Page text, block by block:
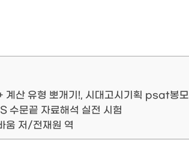
산 유형 뽀개기!, 시대고시기획 psat봉모
문끝 자료해석 실전 시험
움 저/전재원 역